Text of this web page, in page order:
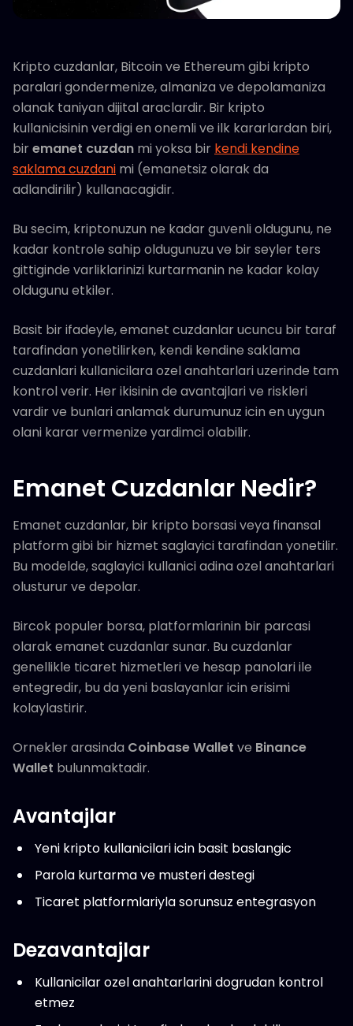
Kripto cuzdanlar, Bitcoin ve Ethereum gibi kripto
paralari gondermenize, almaniza ve depolamaniza
olanak taniyan dijital araclardir. Bir kripto
kullanicisinin verdigi en onemli ve ilk kararlardan biri,
biremanet cuzdan mi yoksa bir kendi kendine
saklama cuzdani mi (emanetsiz olarak da
adlandirilir) kullanacagidir.
Bu secim, kriptonuzun ne kadar guvenli oldugunu, ne
kadar kontrole sahip oldugunuzu ve bir seyler ters
gittiginde varliklarinizi kurtarmanin ne kadar kolay
oldugunu etkiler.
Basit bir ifadeyle, emanet cuzdanlar ucuncu bir taraf
tarafindan yonetilirken, kendi kendine saklama
cuzdanlari kullanicilara ozel anahtarlari uzerinde tam
kontrol verir. Her ikisinin de avantajlari ve riskleri
vardir ve bunlari anlamak durumunuz icin en uygun
olani karar vermenize yardimci olabilir.
Emanet Cuzdanlar Nedir?
Emanet cuzdanlar, bir kripto borsasi veya finansal
platform gibi bir hizmet saglayici tarafindan yonetilir.
Bu modelde, saglayici kullanici adina ozel anahtarlari
olusturur ve depolar.
Bircok populer borsa, platformlarinin bir parcasi
olarak emanet cuzdanlar sunar. Bu cuzdanlar
genellikle ticaret hizmetleri ve hesap panolari ile
entegredir, bu da yeni baslayanlar icin erisimi
kolaylastirir.
Ornekler arasinda Coinbase Wallet ve Binance
Wallet bulunmaktadir.
Avantajlar
Yeni kripto kullanicilari icin basit baslangic
Parola kurtarma ve musteri destegi
Ticaret platformlariyla sorunsuz entegrasyon
Dezavantajlar
Kullanicilar ozel anahtarlarini dogrudan kontrol
etmez